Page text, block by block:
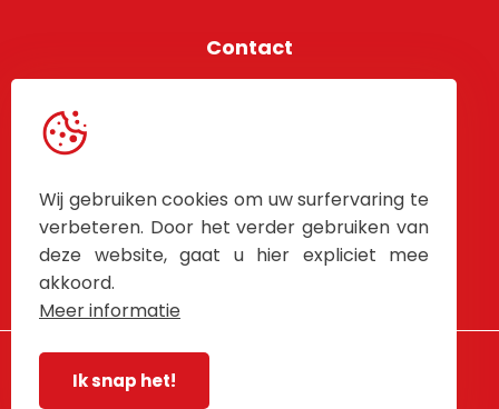
Contact
Algemene voorwaarden
Contacteer Ons
Wij gebruiken cookies om uw surfervaring te
verbeteren. Door het verder gebruiken van
deze website, gaat u hier expliciet mee
akkoord.
Meer informatie
Ik snap het!